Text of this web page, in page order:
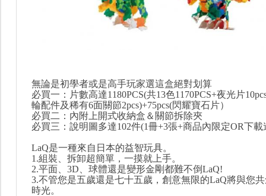
無論是初學者或是高手玩家選這盒絕對划算
必買一：片數高達1180PCS(共13色1170PCS+夜光片
輪配件及稀有6面關節2pcs)+75pcs(閃耀寶石片）
必買二：內附上開式收納盒＆關節拆除夾
必買三：說明圖多達102件(1冊+3張+商品內限定OR下載
LaQ是一種來自日本的益智玩具。
1.組裝、拆卸超簡單，一摸就上手。
2.平面、3D、球體還是變形金剛都難不倒LaQ!
3.不管您是五歲還是七十五歲，創意無限的LaQ將與您
時光。